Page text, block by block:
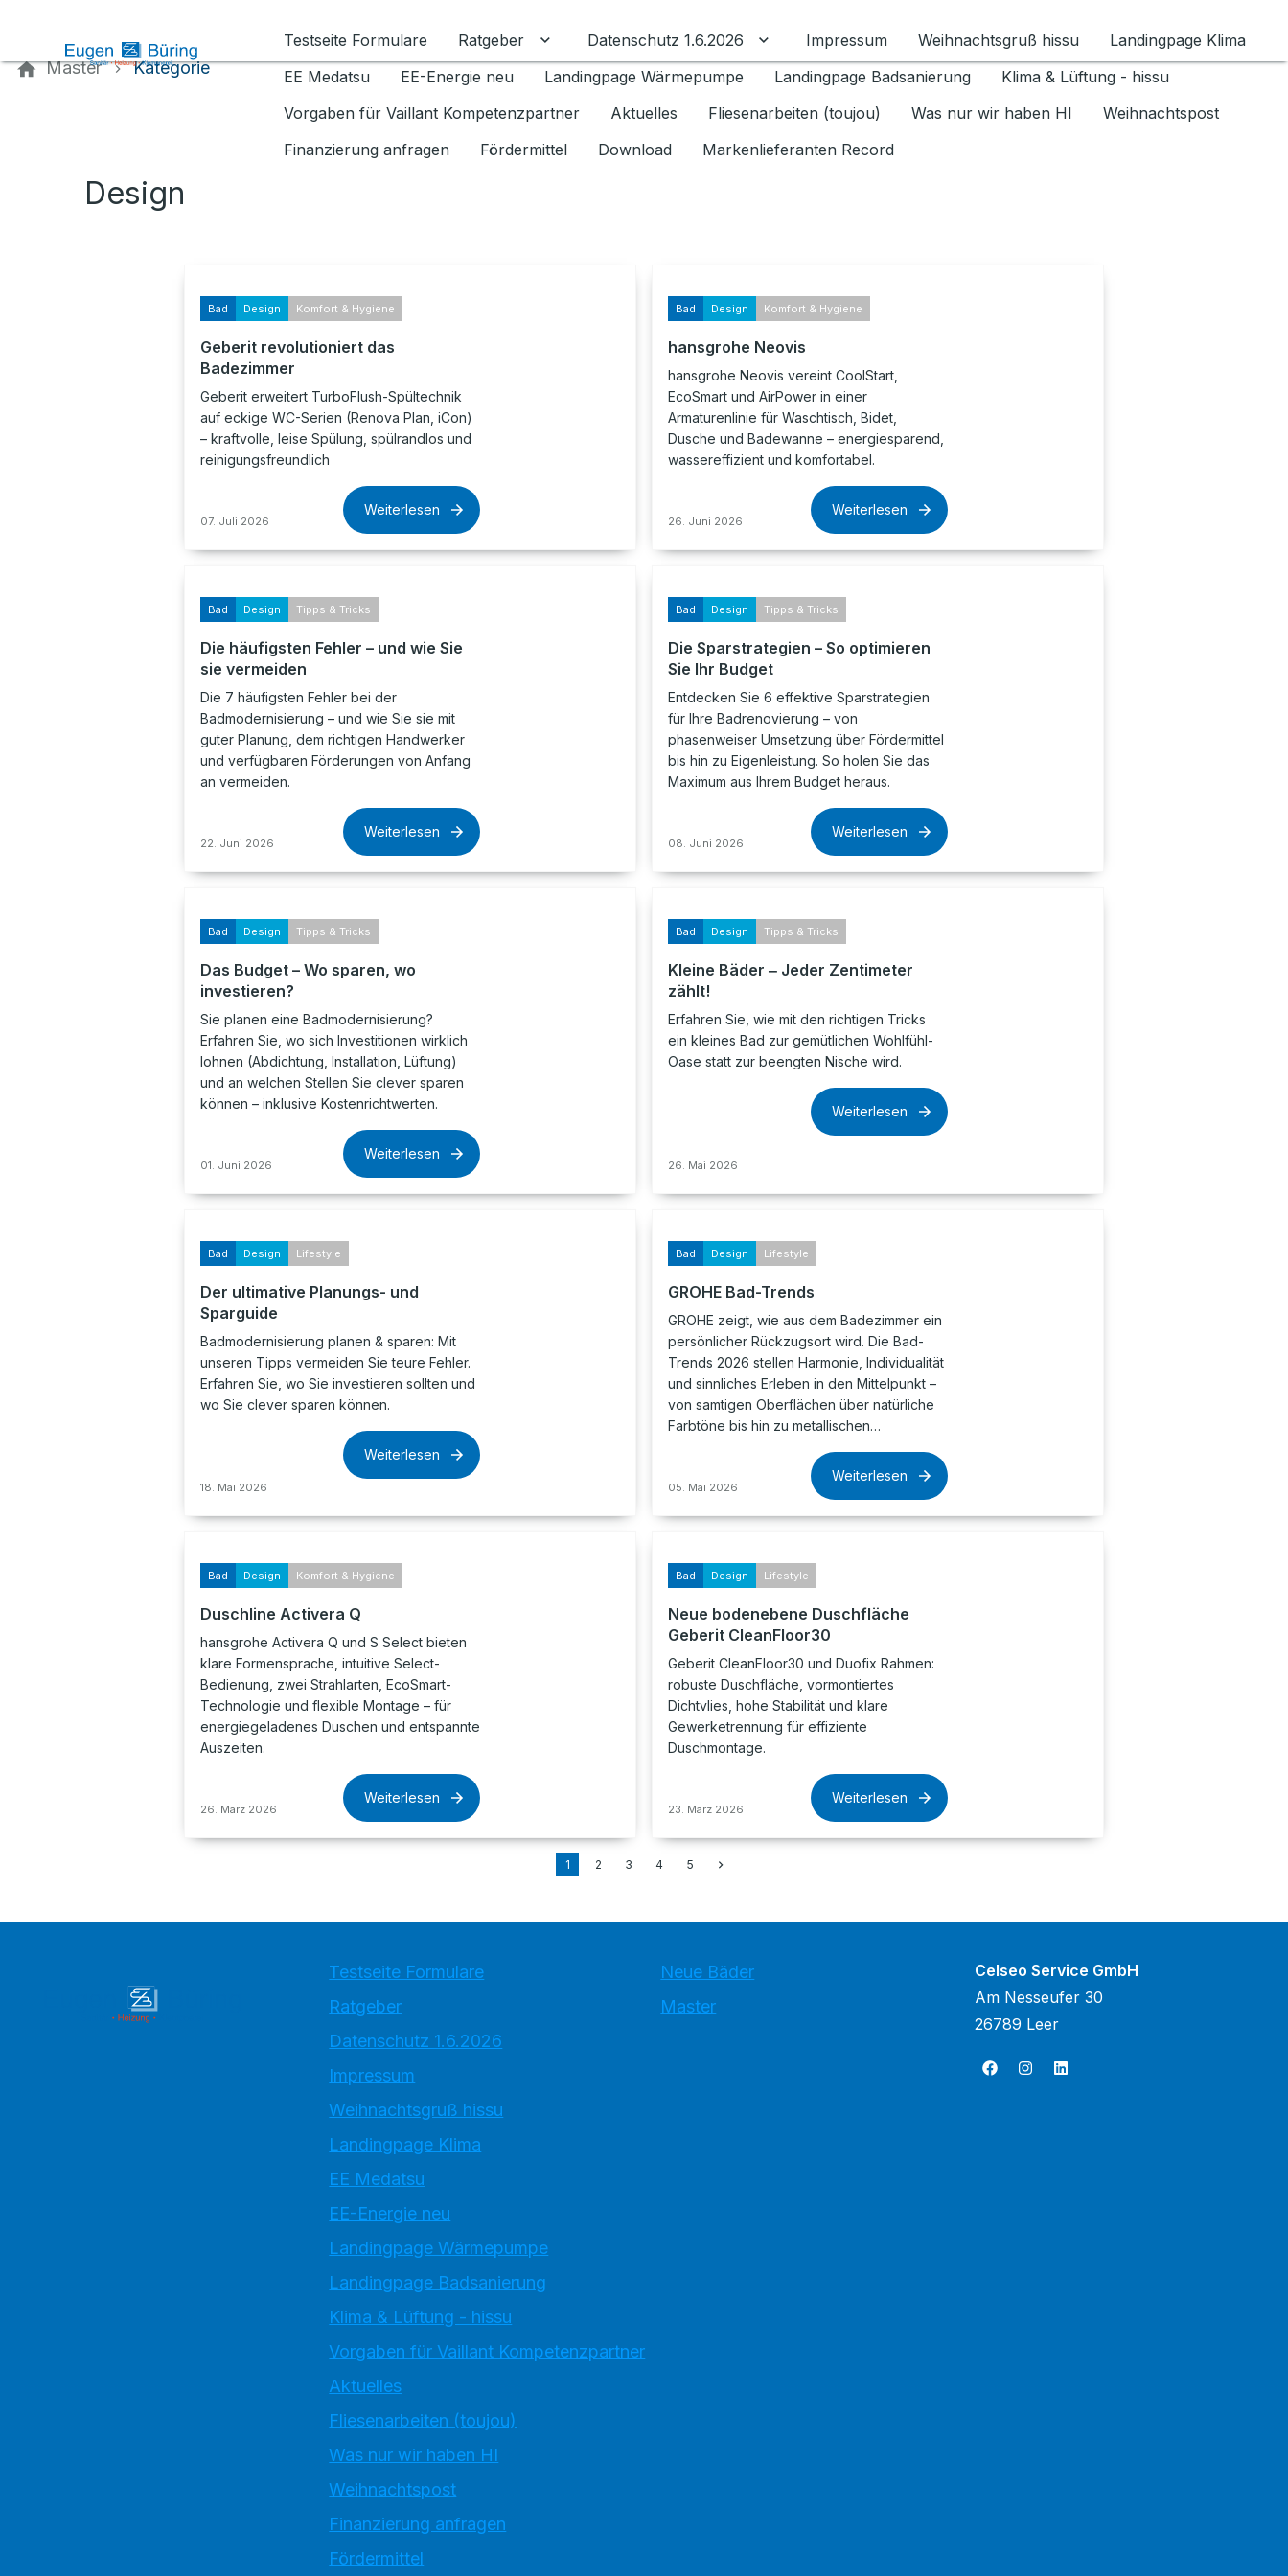
Testseite Formulare
Ratgeber Untermenü für Ratgeber umschalten
Datenschutz 1.6.2026 Untermenü für Datenschutz 1.6.2026 umschalten
Impressum Weihnachtsgruß hissu
Landingpage Klima
EE Medatsu
EE-Energie neu Landingpage Wärmepumpe Landingpage Badsanierung
Klima & Lüftung - hissu
Vorgaben für Vaillant Kompetenzpartner
Aktuelles Fliesenarbeiten (toujou) Was nur wir haben HI
Weihnachtspost
Finanzierung anfragen
Fördermittel Download Markenlieferanten Record
Master Kategorie
Design
Bad Design Komfort & Hygiene
Geberit revolutioniert das
Badezimmer
Geberit erweitert TurboFlush-Spültechnik
auf eckige WC-Serien (Renova Plan, iCon)
– kraftvolle, leise Spülung, spülrandlos und
reinigungsfreundlich
07. Juli 2026
Weiterlesen
Bad Design Komfort & Hygiene
hansgrohe Neovis
hansgrohe Neovis vereint CoolStart,
EcoSmart und AirPower in einer
Armaturenlinie für Waschtisch, Bidet,
Dusche und Badewanne – energiesparend,
wassereffizient und komfortabel.
26. Juni 2026
Weiterlesen
Bad Design Tipps & Tricks
Die häufigsten Fehler – und wie Sie
sie vermeiden
Die 7 häufigsten Fehler bei der
Badmodernisierung – und wie Sie sie mit
guter Planung, dem richtigen Handwerker
und verfügbaren Förderungen von Anfang
an vermeiden.
22. Juni 2026
Weiterlesen
Bad Design Tipps & Tricks
Die Sparstrategien – So optimieren
Sie Ihr Budget
Entdecken Sie 6 effektive Sparstrategien
für Ihre Badrenovierung – von
phasenweiser Umsetzung über Fördermittel
bis hin zu Eigenleistung. So holen Sie das
Maximum aus Ihrem Budget heraus.
08. Juni 2026
Weiterlesen
Bad Design Tipps & Tricks
Das Budget – Wo sparen, wo
investieren?
Sie planen eine Badmodernisierung?
Erfahren Sie, wo sich Investitionen wirklich
lohnen (Abdichtung, Installation, Lüftung)
und an welchen Stellen Sie clever sparen
können – inklusive Kostenrichtwerten.
01. Juni 2026
Weiterlesen
Bad Design Tipps & Tricks
Kleine Bäder ‒ Jeder Zentimeter
zählt!
Erfahren Sie, wie mit den richtigen Tricks
ein kleines Bad zur gemütlichen Wohlfühl-
Oase statt zur beengten Nische wird.
26. Mai 2026
Weiterlesen
Bad Design Lifestyle
Der ultimative Planungs- und
Sparguide
Badmodernisierung planen & sparen: Mit
unseren Tipps vermeiden Sie teure Fehler.
Erfahren Sie, wo Sie investieren sollten und
wo Sie clever sparen können.
18. Mai 2026
Weiterlesen
Bad Design Lifestyle
GROHE Bad-Trends
GROHE zeigt, wie aus dem Badezimmer ein
persönlicher Rückzugsort wird. Die Bad-
Trends 2026 stellen Harmonie, Individualität
und sinnliches Erleben in den Mittelpunkt –
von samtigen Oberflächen über natürliche
Farbtöne bis hin zu metallischen…
05. Mai 2026
Weiterlesen
Bad Design Komfort & Hygiene
Duschline Activera Q
hansgrohe Activera Q und S Select bieten
klare Formensprache, intuitive Select-
Bedienung, zwei Strahlarten, EcoSmart-
Technologie und flexible Montage – für
energiegeladenes Duschen und entspannte
Auszeiten.
26. März 2026
Weiterlesen
Bad Design Lifestyle
Neue bodenebene Duschfläche
Geberit CleanFloor30
Geberit CleanFloor30 und Duofix Rahmen:
robuste Duschfläche, vormontiertes
Dichtvlies, hohe Stabilität und klare
Gewerketrennung für effiziente
Duschmontage.
23. März 2026
Weiterlesen
1 2 3 4 5
Testseite Formulare
Ratgeber
Datenschutz 1.6.2026
Impressum
Weihnachtsgruß hissu
Landingpage Klima
EE Medatsu
EE-Energie neu
Landingpage Wärmepumpe
Landingpage Badsanierung
Klima & Lüftung - hissu
Vorgaben für Vaillant Kompetenzpartner
Aktuelles
Fliesenarbeiten (toujou)
Was nur wir haben HI
Weihnachtspost
Finanzierung anfragen
Fördermittel
Neue Bäder
Master
Celseo Service GmbH
Am Nesseufer 30
26789 Leer